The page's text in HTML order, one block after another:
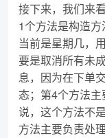
接下来，我们来
1个方法是构造
当前是星期几，
要是取消所有未
息，因为在下单
态；第4个方法
说，这个方法不
方法主要负责处